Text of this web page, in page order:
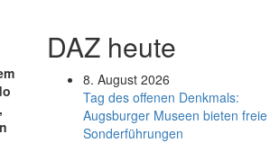
DAZ heute
8. August 2026
Tag des offenen Denkmals:
Augsburger Museen bieten freie
Sonderführungen